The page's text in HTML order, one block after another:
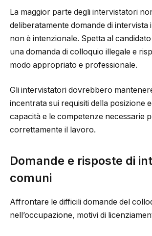
La maggior parte degli intervistatori
deliberatamente domande di intervista
non è intenzionale. Spetta al
una domanda di colloquio illegale e
modo appropriato e professionale.
Gli intervistatori dovrebbero
incentrata sui requisiti della posizione
capacità e le competenze necessarie
correttamente il lavoro.
Domande e risposte di
comuni
Affrontare le difficili domande del
nell’occupazione, motivi di